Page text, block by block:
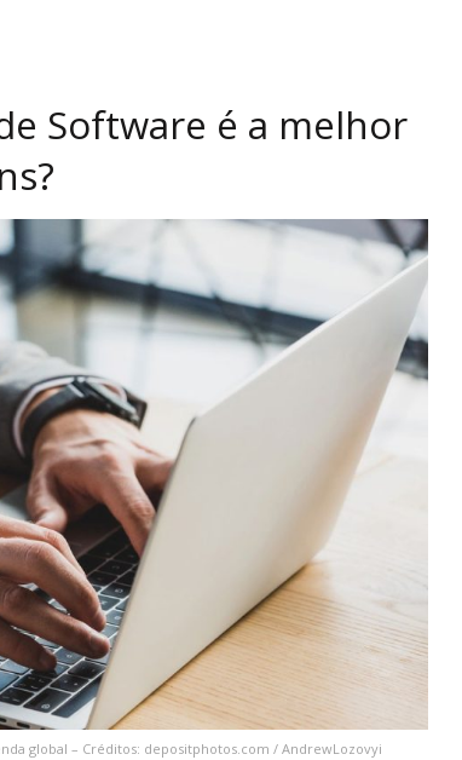
Software é a melhor
global – Créditos: depositphotos.com / AndrewLozovyi